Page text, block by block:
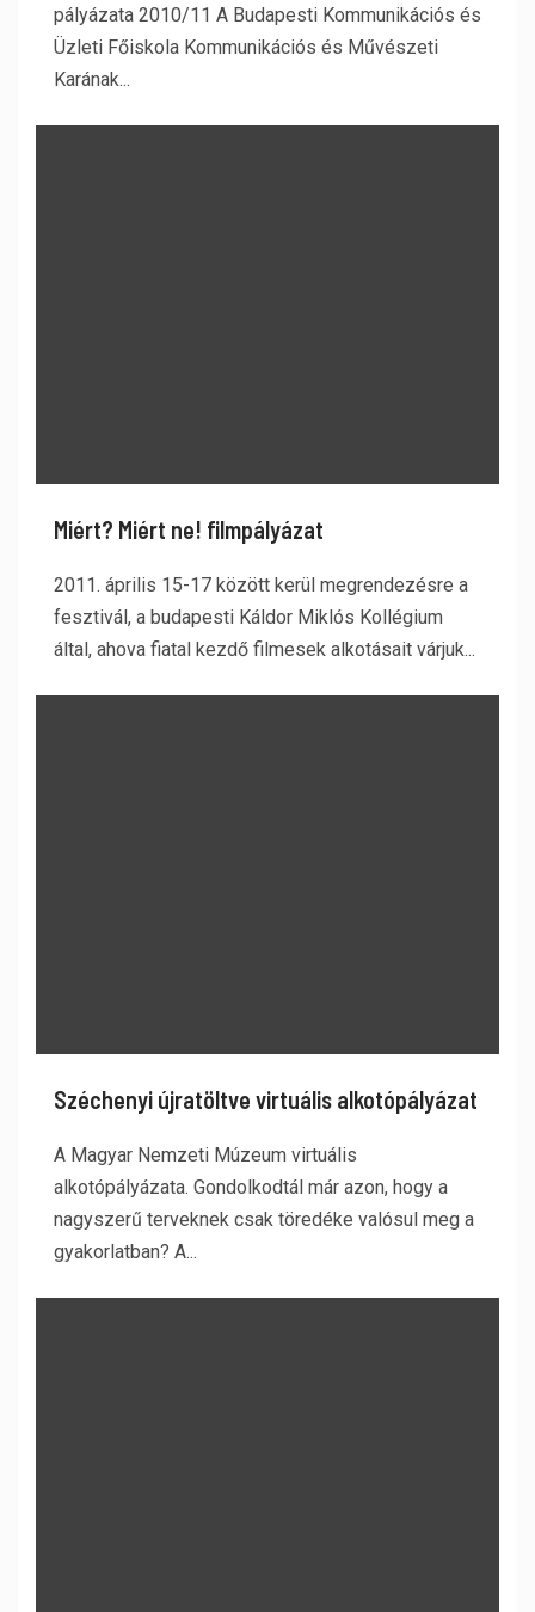
pályázata 2010/11 A Budapesti Kommunikációs és
Üzleti Főiskola Kommunikációs és Művészeti
Karának...
Miért? Miért ne! filmpályázat
2011. április 15-17 között kerül megrendezésre a
fesztivál, a budapesti Káldor Miklós Kollégium
által, ahova fiatal kezdő filmesek alkotásait várjuk...
Széchenyi újratöltve virtuális alkotópályázat
A Magyar Nemzeti Múzeum virtuális
alkotópályázata. Gondolkodtál már azon, hogy a
nagyszerű terveknek csak töredéke valósul meg a
gyakorlatban? A...